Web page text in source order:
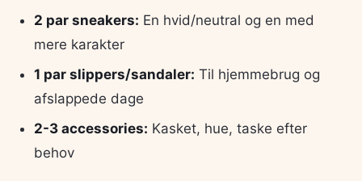
2 par sneakers: En hvid/neutral og en med
mere karakter
1 par slippers/sandaler: Til hjemmebrug og
afslappede dage
2-3 accessories: Kasket, hue, taske efter
behov